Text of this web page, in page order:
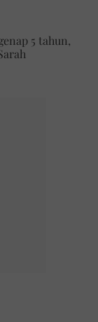
5 tahun,